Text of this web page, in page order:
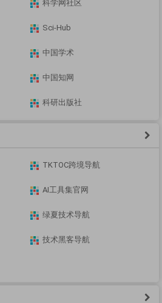
科学网社区
Sci-Hub
中国学术
中国知网
科研出版社
TKTOC跨境导航
AI工具集官网
绿夏技术导航
技术黑客导航